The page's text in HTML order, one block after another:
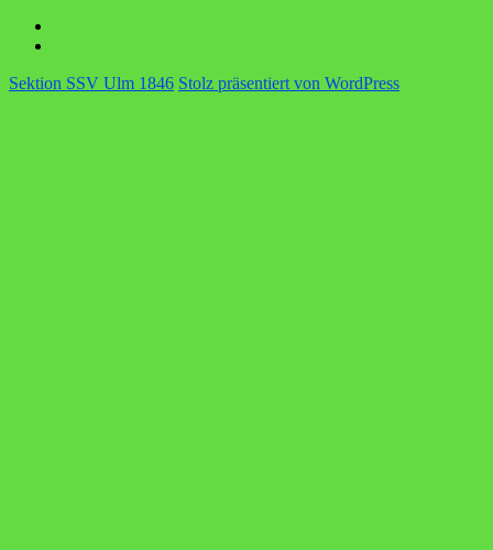
Sektion SSV Ulm 1846 Stolz präsentiert von WordPress